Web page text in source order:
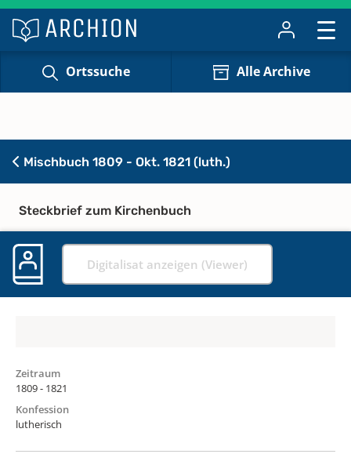
Ortssuche Alle Archive
Mischbuch 1809 - Okt. 1821 (luth.)
Steckbrief zum Kirchenbuch
Digitalisat anzeigen (Viewer)
Zeitraum
1809 - 1821
Konfession
lutherisch